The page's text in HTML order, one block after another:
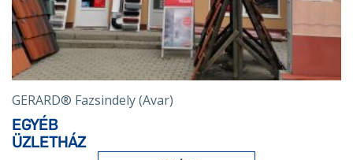
GERARD® Fazsindely (Avar)
EGYÉB
ÜZLETHÁZ